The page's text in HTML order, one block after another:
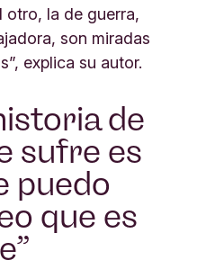
otro, la de guerra,
son miradas
explica su autor.
de
sufre es
puedo
que es